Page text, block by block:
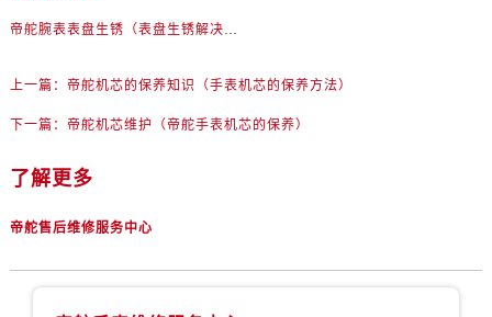
帝舵腕表表盘生锈（表盘生锈解决方法）
上一篇： 帝舵机芯的保养知识（手表机芯的保养方法）
下一篇： 帝舵机芯维护（帝舵手表机芯的保养）
了解更多
帝舵售后维修服务中心